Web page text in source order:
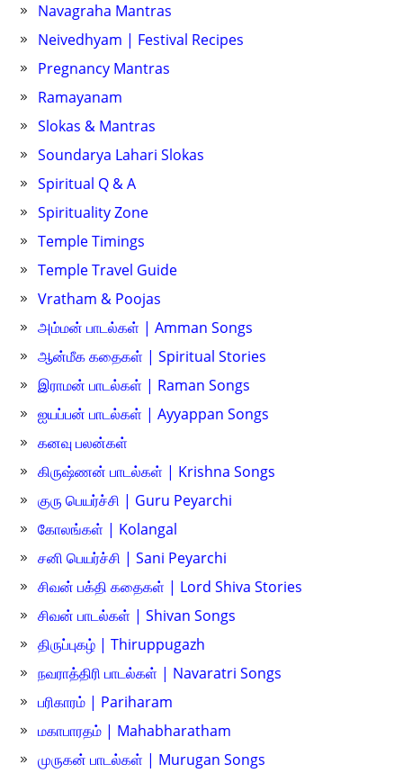
Navagraha Mantras
Neivedhyam | Festival Recipes
Pregnancy Mantras
Ramayanam
Slokas & Mantras
Soundarya Lahari Slokas
Spiritual Q & A
Spirituality Zone
Temple Timings
Temple Travel Guide
Vratham & Poojas
அம்மன் பாடல்கள் | Amman Songs
ஆன்மீக கதைகள் | Spiritual Stories
இராமன் பாடல்கள் | Raman Songs
ஐயப்பன் பாடல்கள் | Ayyappan Songs
கனவு பலன்கள்
கிருஷ்ணன் பாடல்கள் | Krishna Songs
குரு பெயர்ச்சி | Guru Peyarchi
கோலங்கள் | Kolangal
சனி பெயர்ச்சி | Sani Peyarchi
சிவன் பக்தி கதைகள் | Lord Shiva Stories
சிவன் பாடல்கள் | Shivan Songs
திருப்புகழ் | Thiruppugazh
நவராத்திரி பாடல்கள் | Navaratri Songs
பரிகாரம் | Pariharam
மகாபாரதம் | Mahabharatham
முருகன் பாடல்கள் | Murugan Songs